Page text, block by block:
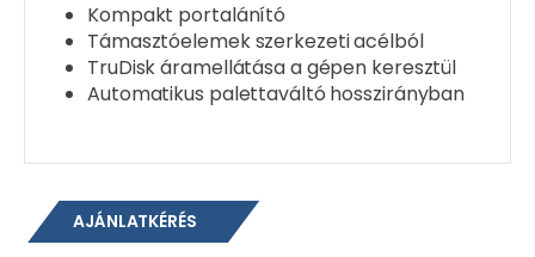
Kompakt portalánító
Támasztóelemek szerkezeti acélból
TruDisk áramellátása a gépen keresztül
Automatikus palettaváltó hosszirányban
AJÁNLATKÉRÉS